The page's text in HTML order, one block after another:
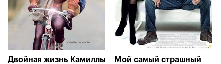
Двойная жизнь Камиллы
Мой самый страшный